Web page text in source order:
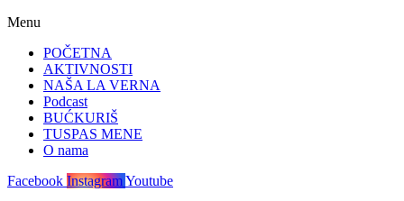
Menu
POČETNA
AKTIVNOSTI
NAŠA LA VERNA
Podcast
BUĆKURIŠ
TUSPAS MENE
O nama
Facebook InstagramYoutube